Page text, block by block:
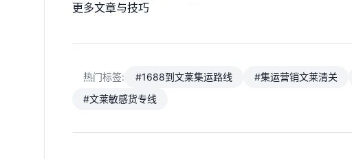
更多文章与技巧
热门标签: #1688到文莱集运路线 #集运营销文莱清关
#文莱敏感货专线